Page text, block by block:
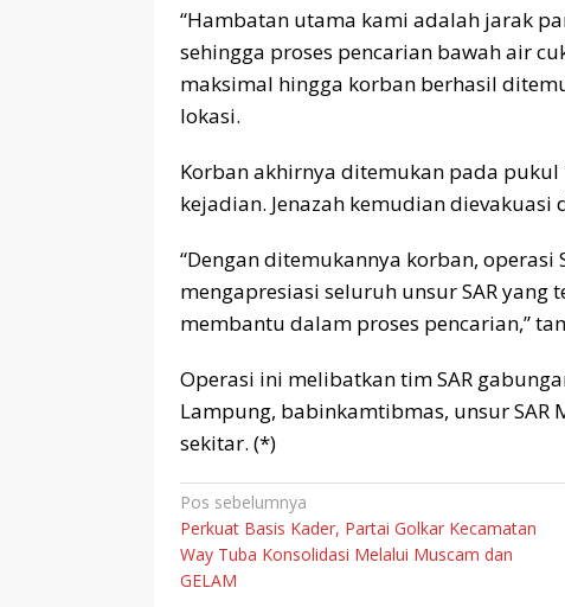
“Hambatan utama kami adalah jarak
sehingga proses pencarian bawah air
maksimal hingga korban berhasil
lokasi.
Korban akhirnya ditemukan pada
kejadian. Jenazah kemudian
“Dengan ditemukannya korban, operasi
mengapresiasi seluruh unsur SAR
membantu dalam proses pencarian,”
Operasi ini melibatkan tim SAR
Lampung, babinkamtibmas, unsur SAR
sekitar. (*)
Navigasi
pos
Pos sebelumnya
Perkuat Basis Kader, Partai Golkar Kecamatan
Way Tuba Konsolidasi Melalui Muscam dan
GELAM